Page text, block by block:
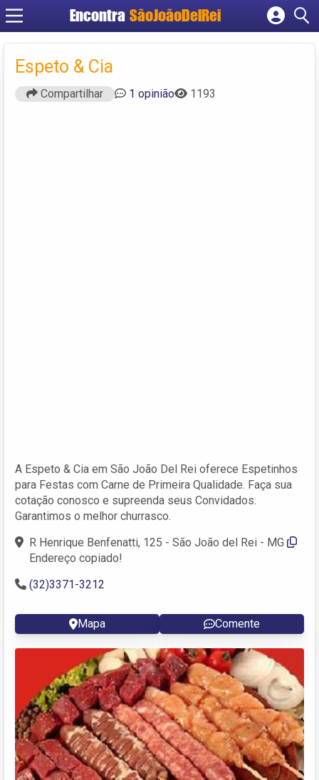
Encontra SãoJoãoDelRei
Cadastrar empresa
Espeto & Cia
Compartilhar 1 opinião 1193
A Espeto & Cia em São João Del Rei oferece Espetinhos
para Festas com Carne de Primeira Qualidade. Faça sua
cotação conosco e supreenda seus Convidados.
Garantimos o melhor churrasco.
R Henrique Benfenatti, 125 - São João del Rei - MG
Endereço copiado!
(32)3371-3212
Mapa Comente